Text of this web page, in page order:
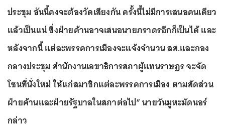
ประชุม อันนี้คงจะต้องวัดเสียงกัน ครั้งนี้ไม่มีการเสนอคนเดียว
แล้วเป็นแน่ ซึ่งฝ่ายค้านอาจเสนอนายภราดรอีกก็เป็นได้ และ
หลังจากนี้ แต่ละพรรคการเมืองจะแจ้งจำนวน สส.และกอง
กลางประชุม สำนักงานเลขาธิการสภาผู้แทนราษฎร จะจัด
โซนที่นั่งใหม่ ให้แก่สมาชิกแต่ละพรรคการเมือง ตามสัดส่วน
ฝ่ายค้านและฝ่ายรัฐบาลในสภาต่อไป” นายวันมูหะมัดนอร์
กล่าว